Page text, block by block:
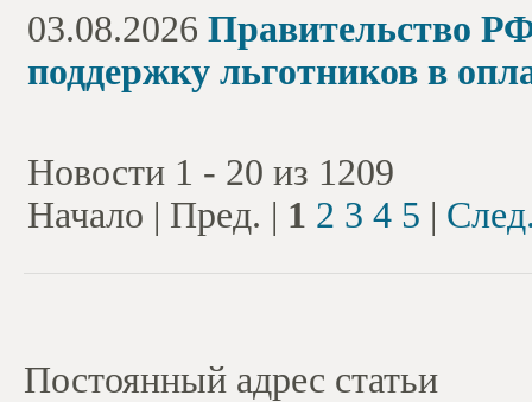
03.08.2026 Правительство
поддержку льготников в
Новости 1 - 20 из 1209
Начало | Пред. | 1 2 3 4 5 |
Постоянный адрес статьи